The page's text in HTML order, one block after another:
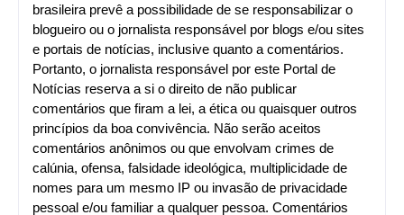
brasileira prevê a possibilidade de se responsabilizar o
blogueiro ou o jornalista responsável por blogs e/ou sites
e portais de notícias, inclusive quanto a comentários.
Portanto, o jornalista responsável por este Portal de
Notícias reserva a si o direito de não publicar
comentários que firam a lei, a ética ou quaisquer outros
princípios da boa convivência. Não serão aceitos
comentários anônimos ou que envolvam crimes de
calúnia, ofensa, falsidade ideológica, multiplicidade de
nomes para um mesmo IP ou invasão de privacidade
pessoal e/ou familiar a qualquer pessoa. Comentários